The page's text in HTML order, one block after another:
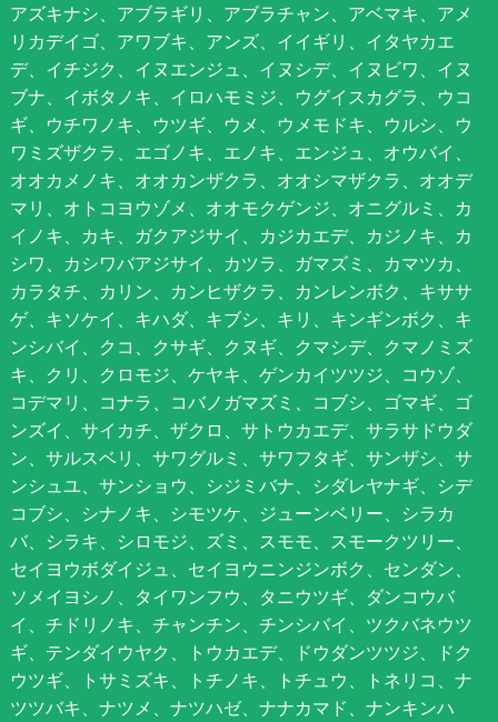
アズキナシ、アブラギリ、アブラチャン、アベマキ、アメ
リカデイゴ、アワブキ、アンズ、イイギリ、イタヤカエ
デ、イチジク、イヌエンジュ、イヌシデ、イヌビワ、イヌ
ブナ、イボタノキ、イロハモミジ、ウグイスカグラ、ウコ
ギ、ウチワノキ、ウツギ、ウメ、ウメモドキ、ウルシ、ウ
ワミズザクラ、エゴノキ、エノキ、エンジュ、オウバイ、
オオカメノキ、オオカンザクラ、オオシマザクラ、オオデ
マリ、オトコヨウゾメ、オオモクゲンジ、オニグルミ、カ
イノキ、カキ、ガクアジサイ、カジカエデ、カジノキ、カ
シワ、カシワバアジサイ、カツラ、ガマズミ、カマツカ、
カラタチ、カリン、カンヒザクラ、カンレンボク、キササ
ゲ、キソケイ、キハダ、キブシ、キリ、キンギンボク、キ
ンシバイ、クコ、クサギ、クヌギ、クマシデ、クマノミズ
キ、クリ、クロモジ、ケヤキ、ゲンカイツツジ、コウゾ、
コデマリ、コナラ、コバノガマズミ、コブシ、ゴマギ、ゴ
ンズイ、サイカチ、ザクロ、サトウカエデ、サラサドウダ
ン、サルスベリ、サワグルミ、サワフタギ、サンザシ、サ
ンシュユ、サンショウ、シジミバナ、シダレヤナギ、シデ
コブシ、シナノキ、シモツケ、ジューンベリー、シラカ
バ、シラキ、シロモジ、ズミ、スモモ、スモークツリー、
セイヨウボダイジュ、セイヨウニンジンボク、センダン、
ソメイヨシノ、タイワンフウ、タニウツギ、ダンコウバ
イ、チドリノキ、チャンチン、チンシバイ、ツクバネウツ
ギ、テンダイウヤク、トウカエデ、ドウダンツツジ、ドク
ウツギ、トサミズキ、トチノキ、トチュウ、トネリコ、ナ
ツツバキ、ナツメ、ナツハゼ、ナナカマド、ナンキンハ